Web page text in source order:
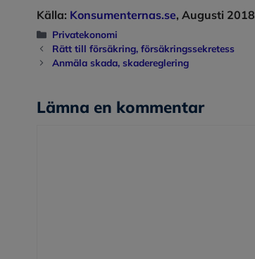
Källa: Konsumenternas.se, Augusti 2018
Kategorier
Privatekonomi
Rätt till försäkring, försäkringssekretess
Anmäla skada, skadereglering
Lämna en kommentar